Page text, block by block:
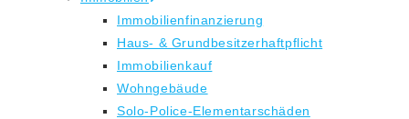
Immobilienfinanzierung
Haus- & Grundbesitzerhaftpflicht
Immobilienkauf
Wohngebäude
Solo-Police-Elementarschäden